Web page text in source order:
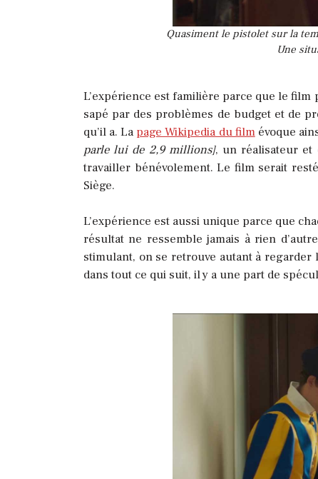
Quasiment le pistolet sur la
Une
L’expérience est familière parce que le
sapé par des problèmes de budget et de
qu’il a. La page Wikipedia du filmévoque
parle lui de 2,9 millions], un réalisateur et
travailler bénévolement. Le film serait
Siège.
L’expérience est aussi unique parce que
résultat ne ressemble jamais à rien
stimulant, on se retrouve autant à regarder
dans tout ce qui suit, il y a une part de